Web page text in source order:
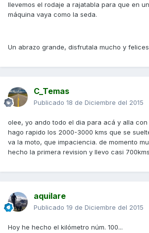
llevemos el rodaje a rajatabla para que en
máquina vaya como la seda.
Un abrazo grande, disfrutala mucho y
C_Temas
Publicado 18 de Diciembre del 2015
olee, yo ando todo el dia para acá y alla con
hago rapido los 2000-3000 kms que se
va la moto, que impaciencia. de momento
hecho la primera revision y llevo casi
aquilare
Publicado 19 de Diciembre del 2015
Hoy he hecho el kilómetro núm. 100...